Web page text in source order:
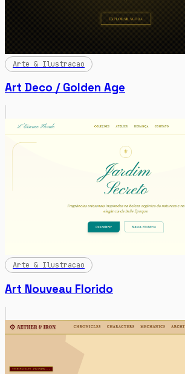
Arte & Ilustracao
Art Deco / Golden Age
Arte & Ilustracao
Art Nouveau Florido